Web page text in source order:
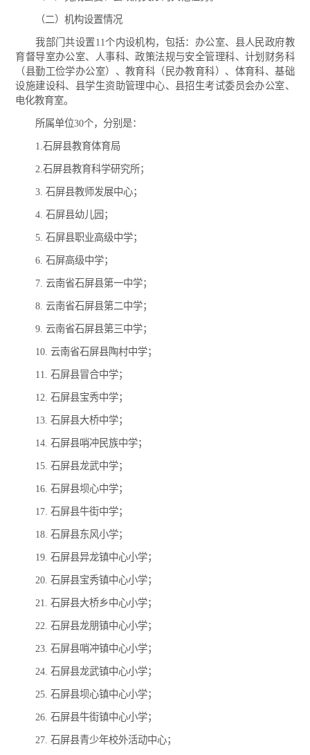
（二）机构设置情况
我部门共设置11个内设机构，包括：办公室、县人民政府教
育督导室办公室、人事科、政策法规与安全管理科、计划财务科
（县勤工俭学办公室）、教育科（民办教育科）、体育科、基础
设施建设科、县学生资助管理中心、县招生考试委员会办公室、
电化教育室。
所属单位30个，分别是：
1.石屏县教育体育局
2.石屏县教育科学研究所；
3. 石屏县教师发展中心；
4. 石屏县幼儿园；
5. 石屏县职业高级中学；
6. 石屏高级中学；
7. 云南省石屏县第一中学；
8. 云南省石屏县第二中学；
9. 云南省石屏县第三中学；
10. 云南省石屏县陶村中学；
11. 石屏县冒合中学；
12. 石屏县宝秀中学；
13. 石屏县大桥中学；
14. 石屏县哨冲民族中学；
15. 石屏县龙武中学；
16. 石屏县坝心中学；
17. 石屏县牛街中学；
18. 石屏县东风小学；
19. 石屏县异龙镇中心小学；
20. 石屏县宝秀镇中心小学；
21. 石屏县大桥乡中心小学；
22. 石屏县龙朋镇中心小学；
23. 石屏县哨冲镇中心小学；
24. 石屏县龙武镇中心小学；
25. 石屏县坝心镇中心小学；
26. 石屏县牛街镇中心小学；
27. 石屏县青少年校外活动中心；